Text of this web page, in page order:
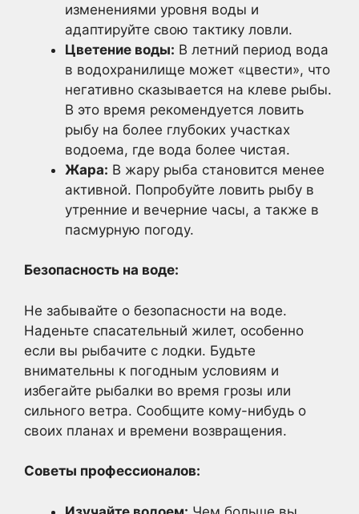
изменениями уровня воды и
адаптируйте свою тактику ловли.
Цветение воды: В летний период вода
в водохранилище может «цвести», что
негативно сказывается на клеве рыбы.
В это время рекомендуется ловить
рыбу на более глубоких участках
водоема, где вода более чистая.
Жара: В жару рыба становится менее
активной. Попробуйте ловить рыбу в
утренние и вечерние часы, а также в
пасмурную погоду.
Безопасность на воде:
Не забывайте о безопасности на воде.
Наденьте спасательный жилет, особенно
если вы рыбачите с лодки. Будьте
внимательны к погодным условиям и
избегайте рыбалки во время грозы или
сильного ветра. Сообщите кому-нибудь о
своих планах и времени возвращения.
Советы профессионалов: